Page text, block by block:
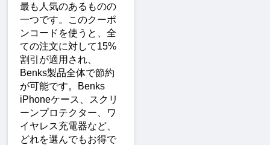
最も人気のあるものの
一つです。このクーポ
ンコードを使うと、全
ての注文に対して15%
割引が適用され、
Benks製品全体で節約
が可能です。Benks
iPhoneケース、スクリ
ーンプロテクター、ワ
イヤレス充電器など、
どれを選んでもお得で